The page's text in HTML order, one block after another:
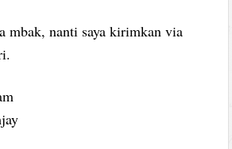
mbak, nanti saya kirimkan via